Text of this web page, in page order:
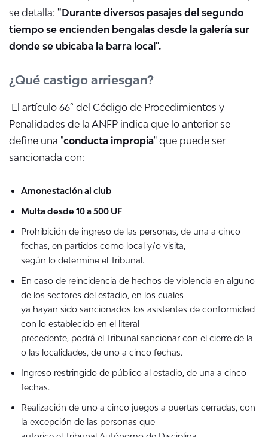
se detalla: "Durante diversos pasajes del segundo
tiempo se encienden bengalas desde la galería sur
donde se ubicaba la barra local".
¿Qué castigo arriesgan?
El artículo 66° del Código de Procedimientos y
Penalidades de la ANFP indica que lo anterior se
define una "conducta impropia" que puede ser
sancionada con:
Amonestación al club
Multa desde 10 a 500 UF
Prohibición de ingreso de las personas, de una a cinco
fechas, en partidos como local y/o visita,
según lo determine el Tribunal.
En caso de reincidencia de hechos de violencia en alguno
de los sectores del estadio, en los cuales
ya hayan sido sancionados los asistentes de conformidad
con lo establecido en el literal
precedente, podrá el Tribunal sancionar con el cierre de la
o las localidades, de uno a cinco fechas.
Ingreso restringido de público al estadio, de una a cinco
fechas.
Realización de uno a cinco juegos a puertas cerradas, con
la excepción de las personas que